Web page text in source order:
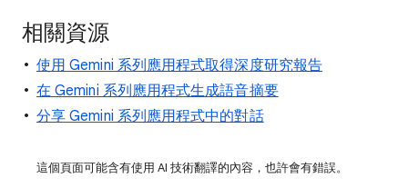
相關資源
使用 Gemini 系列應用程式取得深度研究報告
在 Gemini 系列應用程式生成語音摘要
分享 Gemini 系列應用程式中的對話
這個頁面可能含有使用 AI 技術翻譯的內容，也許會有錯誤。